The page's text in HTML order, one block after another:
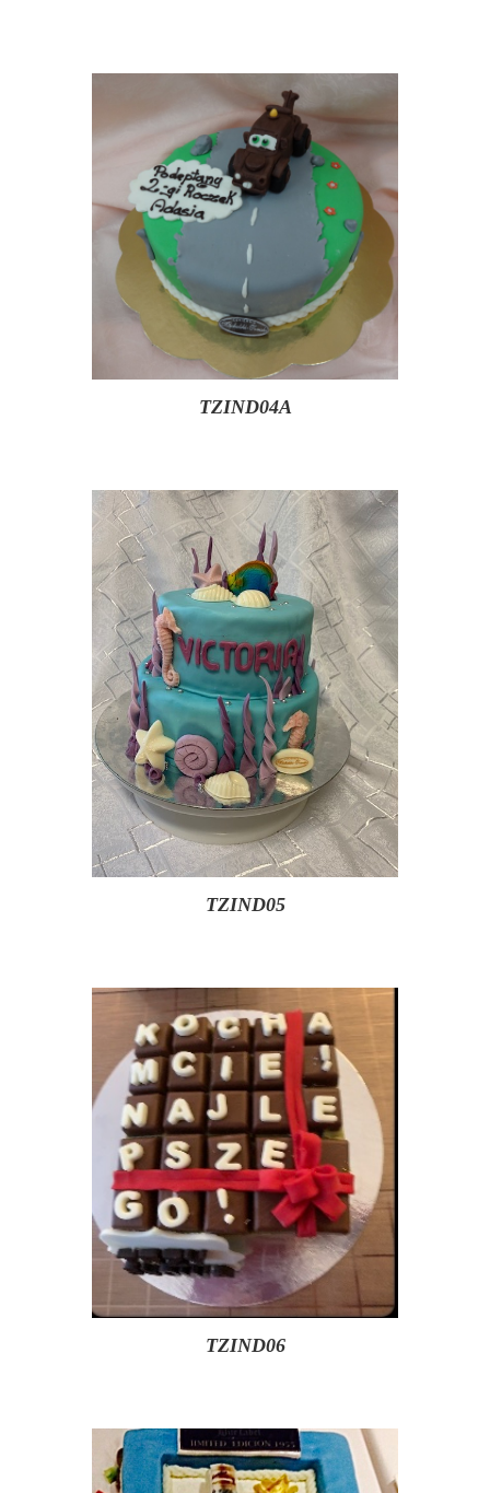
TZIND04A
TZIND05
TZIND06